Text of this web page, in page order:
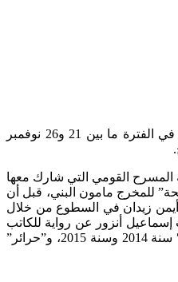
كشفت اللجنة المنظمة للمهرجان الدولي للسينما المغربية والإيبيروأمريكية بمرتيل عن أسماء الفنانين الذين سيتم تكريمهم في الدورة العاشرة لهذا المهرجان، التي ستنعقد في الفترة ما بين 21 و26 نوفمبر
من معهد الفنون المسرحية بدمشق سنة 1978، وبدأ مساره الفني ضمن فرقة المسرح القومي التي شارك معها
عليه جمهور الشاشة الصغيرة لأول مرة سنة 1983 في مسلسل “نساء بلا أجنحة” للمخرج مامون البني، قبل أن
في فيلم “أحلام المدينة”، الذي تم عرضه ضمن “الفئة الموازية” لمهرجان “كان” سنة 1984. وتواصل نجم أيمن زيدان في السطوع من خلال
سنة 1992، ومسلسل “نهاية رجل شجاع” للمخرج نجدت إسماعيل أنزور عن رواية للكاتب
حنا مينة سنة 1993، و”الجوارح” و”يوميات مدير عام ـ الجزء 1″ سنة 1995، و”يوميات مدير عام ـ الجزء 2″ سنة 2012، و”هولاكو” سنة 2002، و”باب الحارة ـ الجزء 6 والجزء 7″ سنة 2014 وسنة 2015، و”حرائر”